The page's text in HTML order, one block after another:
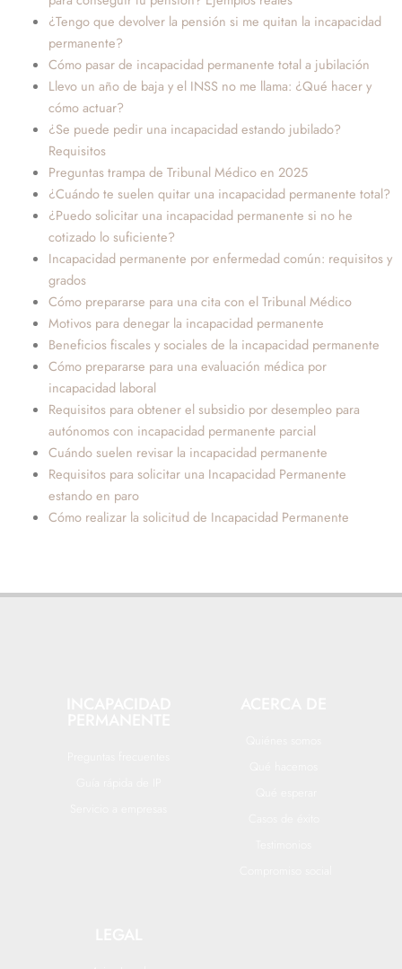
¿Tengo que devolver la pensión si me quitan la incapacidad
permanente?
Cómo pasar de incapacidad permanente total a jubilación
Llevo un año de baja y el INSS no me llama: ¿Qué hacer y
cómo actuar?
¿Se puede pedir una incapacidad estando jubilado?
Requisitos
Preguntas trampa de Tribunal Médico en 2025
¿Cuándo te suelen quitar una incapacidad permanente total?
¿Puedo solicitar una incapacidad permanente si no he
cotizado lo suficiente?
Incapacidad permanente por enfermedad común: requisitos y
grados
Cómo prepararse para una cita con el Tribunal Médico
Motivos para denegar la incapacidad permanente
Beneficios fiscales y sociales de la incapacidad permanente
Cómo prepararse para una evaluación médica por
incapacidad laboral
Requisitos para obtener el subsidio por desempleo para
autónomos con incapacidad permanente parcial
Cuándo suelen revisar la incapacidad permanente
Requisitos para solicitar una Incapacidad Permanente
estando en paro
Cómo realizar la solicitud de Incapacidad Permanente